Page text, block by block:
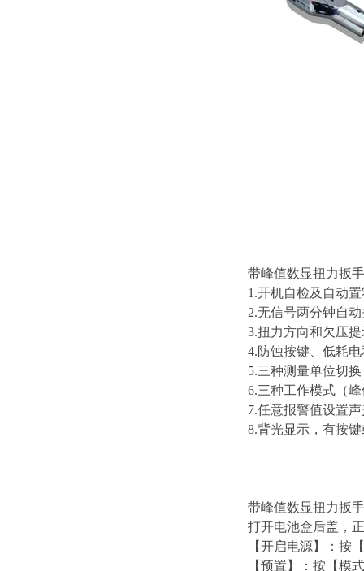
带峰值数显扭力扳
1.开机自检及自动
2.无信号两分钟自
3.扭力方向和欠压
4.防蚀按键、低耗
5.三种测量单位切
6.三种工作模式（
7.任意报警值设置
8.背光显示，有按
带峰值数显扭力扳
打开电池盒后盖，
【开启电源】：按
【预置】：按【模